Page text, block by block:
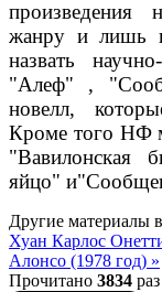
произведения
жанру и лишь
назвать
"Алеф" ,
новелл,
Кроме того НФ
"Вавилонская
яйцо"
Другие материалы
Хуан Карлос
Алонсо (1978 год) »
Прочитано 3834 раз